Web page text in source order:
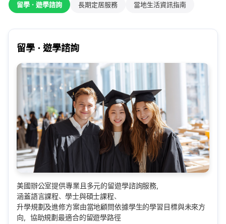
留學・遊學諮詢 長期定居服務 當地生活資訊指南
留學・遊學諮詢
美國辦公室提供專業且多元的留遊學諮詢服務，
涵蓋語言課程、學士與碩士課程、
升學規劃及進修方案由當地顧問依據學生的學習目標與未來方
向，協助規劃最適合的留遊學路徑